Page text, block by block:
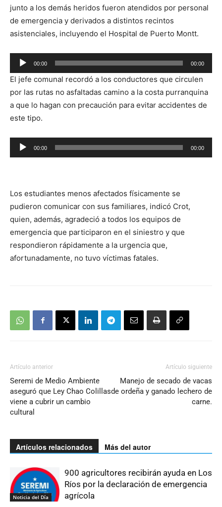
junto a los demás heridos fueron atendidos por personal
de emergencia y derivados a distintos recintos
asistenciales, incluyendo el Hospital de Puerto Montt.
Reproductor
de
audio
00:00 00:00
El jefe comunal recordó a los conductores que circulen
por las rutas no asfaltadas camino a la costa purranquina
a que lo hagan con precaución para evitar accidentes de
este tipo.
Reproductor
de
00:00 00:00
Los estudiantes menos afectados físicamente se
pudieron comunicar con sus familiares, indicó Crot,
quien, además, agradeció a todos los equipos de
emergencia que participaron en el siniestro y que
respondieron rápidamente a la urgencia que,
afortunadamente, no tuvo víctimas fatales.
Artículo anterior
Seremi de Medio Ambiente
aseguró que Ley Chao Colillas
viene a cubrir un cambio
cultural
Artículo siguiente
Manejo de secado de vacas
de ordeña y ganado lechero de
carne.
Artículos relacionados Más del autor
Noticia del Día
900 agricultores recibirán ayuda en Los
Ríos por la declaración de emergencia
agrícola